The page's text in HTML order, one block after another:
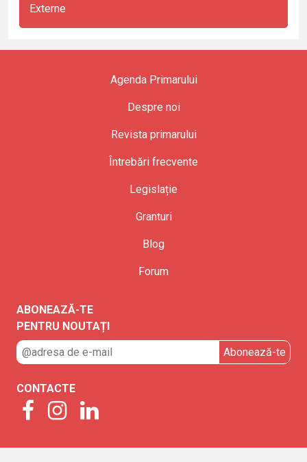
Externe
Agenda Primarului
Despre noi
Revista primarului
Întrebări frecvente
Legislație
Granturi
Blog
Forum
ABONEAZĂ-TE
PENTRU NOUTAȚI
CONTACTE